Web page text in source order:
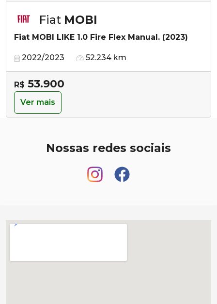
Fiat MOBI
Fiat MOBI LIKE 1.0 Fire Flex Manual. (2023)
2022/2023 52.234 km
R$ 53.900
Ver mais
Nossas redes sociais